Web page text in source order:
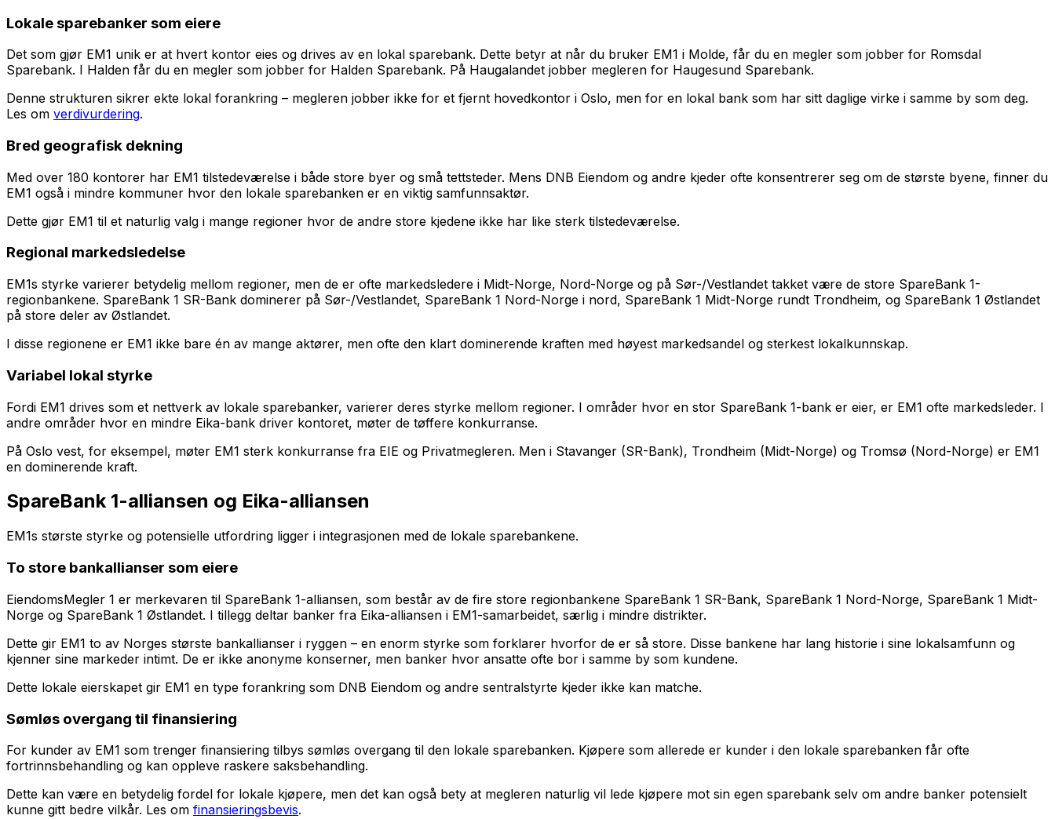
Lokale sparebanker som eiere
Det som gjør EM1 unik er at hvert kontor eies og drives av en lokal sparebank. Dette betyr at når du bruker EM1 i Molde, får du en megler som jobber for Romsdal
Sparebank. I Halden får du en megler som jobber for Halden Sparebank. På Haugalandet jobber megleren for Haugesund Sparebank.
Denne strukturen sikrer ekte lokal forankring – megleren jobber ikke for et fjernt hovedkontor i Oslo, men for en lokal bank som har sitt daglige virke i samme by som deg.
Les om verdivurdering.
Bred geografisk dekning
Med over 180 kontorer har EM1 tilstedeværelse i både store byer og små tettsteder. Mens DNB Eiendom og andre kjeder ofte konsentrerer seg om de største byene, finner du
EM1 også i mindre kommuner hvor den lokale sparebanken er en viktig samfunnsaktør.
Dette gjør EM1 til et naturlig valg i mange regioner hvor de andre store kjedene ikke har like sterk tilstedeværelse.
Regional markedsledelse
EM1s styrke varierer betydelig mellom regioner, men de er ofte markedsledere i Midt-Norge, Nord-Norge og på Sør-/Vestlandet takket være de store SpareBank 1-
regionbankene. SpareBank 1 SR-Bank dominerer på Sør-/Vestlandet, SpareBank 1 Nord-Norge i nord, SpareBank 1 Midt-Norge rundt Trondheim, og SpareBank 1 Østlandet
på store deler av Østlandet.
I disse regionene er EM1 ikke bare én av mange aktører, men ofte den klart dominerende kraften med høyest markedsandel og sterkest lokalkunnskap.
Variabel lokal styrke
Fordi EM1 drives som et nettverk av lokale sparebanker, varierer deres styrke mellom regioner. I områder hvor en stor SpareBank 1-bank er eier, er EM1 ofte markedsleder. I
andre områder hvor en mindre Eika-bank driver kontoret, møter de tøffere konkurranse.
På Oslo vest, for eksempel, møter EM1 sterk konkurranse fra EIE og Privatmegleren. Men i Stavanger (SR-Bank), Trondheim (Midt-Norge) og Tromsø (Nord-Norge) er EM1
en dominerende kraft.
SpareBank 1-alliansen og Eika-alliansen
EM1s største styrke og potensielle utfordring ligger i integrasjonen med de lokale sparebankene.
To store bankallianser som eiere
EiendomsMegler 1 er merkevaren til SpareBank 1-alliansen, som består av de fire store regionbankene SpareBank 1 SR-Bank, SpareBank 1 Nord-Norge, SpareBank 1 Midt-
Norge og SpareBank 1 Østlandet. I tillegg deltar banker fra Eika-alliansen i EM1-samarbeidet, særlig i mindre distrikter.
Dette gir EM1 to av Norges største bankallianser i ryggen – en enorm styrke som forklarer hvorfor de er så store. Disse bankene har lang historie i sine lokalsamfunn og
kjenner sine markeder intimt. De er ikke anonyme konserner, men banker hvor ansatte ofte bor i samme by som kundene.
Dette lokale eierskapet gir EM1 en type forankring som DNB Eiendom og andre sentralstyrte kjeder ikke kan matche.
Sømløs overgang til finansiering
For kunder av EM1 som trenger finansiering tilbys sømløs overgang til den lokale sparebanken. Kjøpere som allerede er kunder i den lokale sparebanken får ofte
fortrinnsbehandling og kan oppleve raskere saksbehandling.
Dette kan være en betydelig fordel for lokale kjøpere, men det kan også bety at megleren naturlig vil lede kjøpere mot sin egen sparebank selv om andre banker potensielt
kunne gitt bedre vilkår. Les om finansieringsbevis.